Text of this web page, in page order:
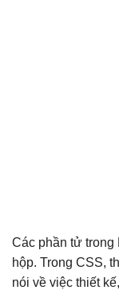
Các phần tử
hộp. Trong CSS,
nói về việc thiết